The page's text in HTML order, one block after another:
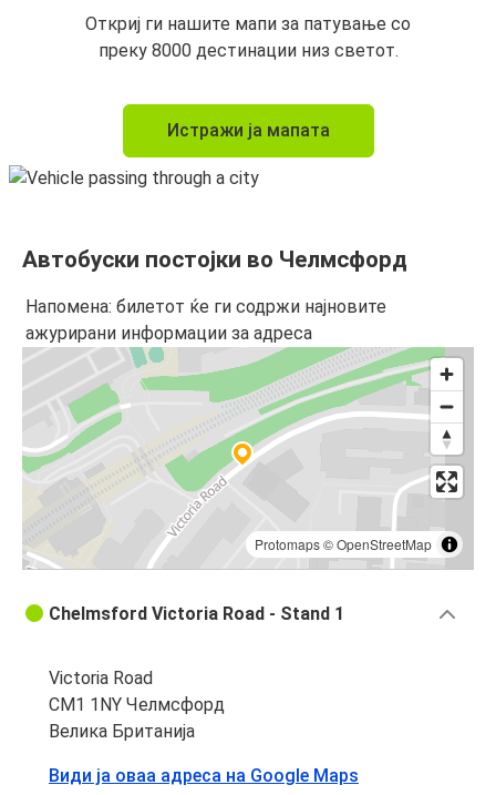
Откриј ги нашите мапи за патување со
преку 8000 дестинации низ светот.
Истражи ја мапата
Автобуски постојки во Челмсфорд
Напомена: билетот ќе ги содржи најновите
ажурирани информации за адреса
Protomaps©OpenStreetMap
Chelmsford Victoria Road - Stand 1
Victoria Road
CM1 1NY Челмсфорд
Велика Британија
Види ја оваа адреса на Google Maps